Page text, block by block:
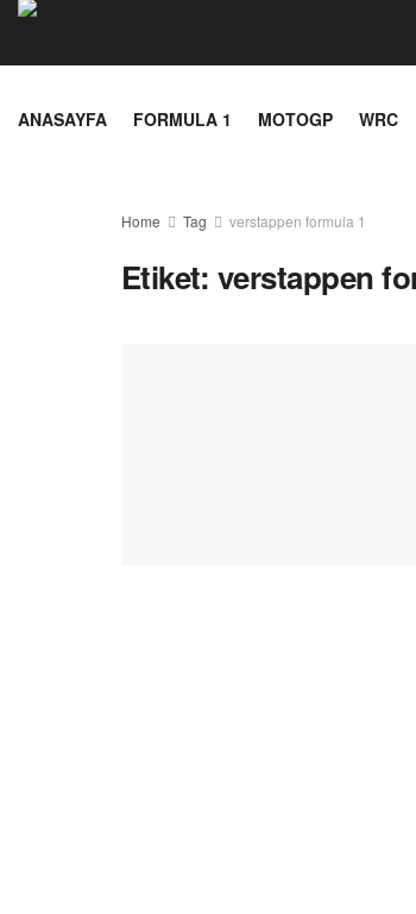
ANASAYFA FORMULA 1 MOTOGP WRC
Home Tag verstappen formula 1
Etiket: verstappen